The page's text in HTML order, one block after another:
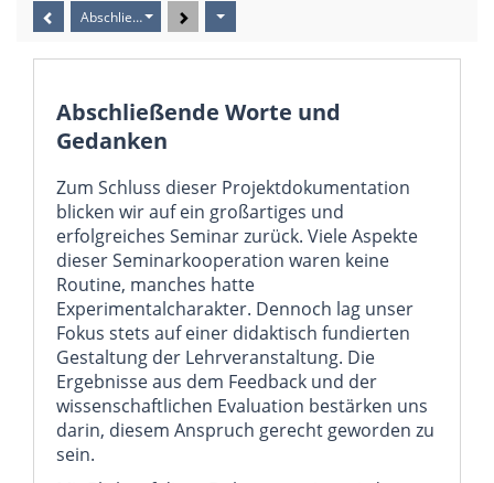
Abschließende Worte und Gedanken
Abschließende Worte und
Gedanken
Zum Schluss dieser Projektdokumentation
blicken wir auf ein großartiges und
erfolgreiches Seminar zurück. Viele Aspekte
dieser Seminarkooperation waren keine
Routine, manches hatte
Experimentalcharakter. Dennoch lag unser
Fokus stets auf einer didaktisch fundierten
Gestaltung der Lehrveranstaltung. Die
Ergebnisse aus dem Feedback und der
wissenschaftlichen Evaluation bestärken uns
darin, diesem Anspruch gerecht geworden zu
sein.